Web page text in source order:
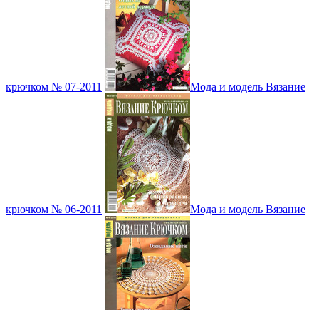
крючком № 07-2011 Мода и модель Вязание
крючком № 06-2011 Мода и модель Вязание